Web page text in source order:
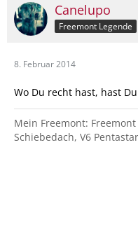
Canelupo
Freemont Legende
8. Februar 2014
Wo Du recht hast, hast
Mein Freemont:
Schiebedach, V6